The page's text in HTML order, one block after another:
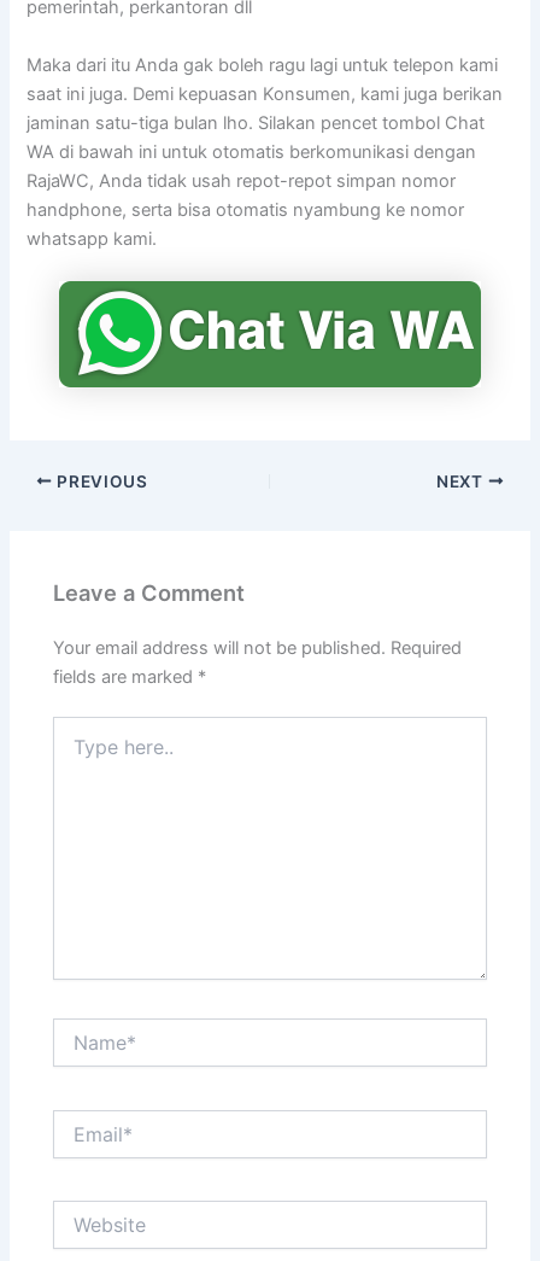
pemerintah, perkantoran dll
Maka dari itu Anda gak boleh ragu lagi untuk telepon kami
saat ini juga. Demi kepuasan Konsumen, kami juga berikan
jaminan satu-tiga bulan lho. Silakan pencet tombol Chat
WA di bawah ini untuk otomatis berkomunikasi dengan
RajaWC, Anda tidak usah repot-repot simpan nomor
handphone, serta bisa otomatis nyambung ke nomor
whatsapp kami.
PREVIOUS NEXT
Leave a Comment
Your email address will not be published. Required
fields are marked *
here..